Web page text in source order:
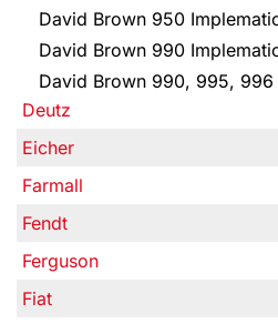
David Brown 950
David Brown 990
David Brown 990, 995, 996
Deutz
Eicher
Farmall
Fendt
Ferguson
Fiat